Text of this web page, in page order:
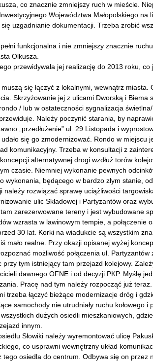
co znacznie zmniejszy ruch w mieście.
Województwa Małopolskiego na
się uzgadnianie dokumentacji. Trzeba zrobić
funkcjonalna i nie zmniejszy znacznie
Olkusza.
przewidywała jej realizację do 2013 roku,
się łączyć z lokalnymi, wewnątrz miasta.
Skrzyżowanie jej z ulicami Dworską i Biema
/ lub w ostateczności sygnalizacja
Należy poczynić starania, by naprawić
„przedłużenie” ul. 29 Listopada i
się go zmodernizować. Rondo w miejscu
komunikacyjny. Trzeba w konsultacji z
alternatywnej drogi wzdłuż torów
czasie. Niemniej wykonanie pewnych
wykonania, będącego w bardzo złym stanie,
należy rozwiązać sprawę uciążliwości
ulic Składowej i Partyzantów oraz
zarezerwowane tereny i jest wybudowane
wzrasta w lawinowym tempie, a połączenie
30 lat. Korki na wiadukcie są wszystkim
mało realne. Przy okazji opisanej wyżej
możliwość połączenia ul. Partyzantów
przy tym istniejący tam przejazd kolejowy.
dawnego OFNE i od decyzji PKP. Myślę
Pracę nad tym należy rozpocząć już teraz.
trzeba łączyć bieżące modernizacje dróg i
samochody nie utrudniały ruchu kołowego
dużych osiedli mieszkaniowych,
innym.
Słowiki należy wyremontować ulicę
co usprawni wewnętrzny układ
tego osiedla do centrum. Odbywa się on przez